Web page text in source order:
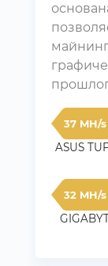
37 MH/s
ASUS
32 MH/s